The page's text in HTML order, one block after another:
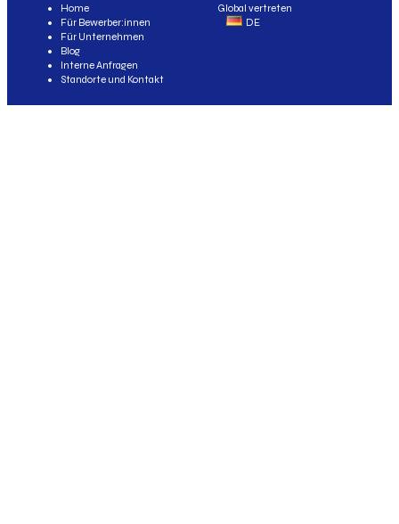
Global vertreten
DE
Home
Für Bewerber:innen
Für Unternehmen
Blog
Interne Anfragen
Standorte und Kontakt